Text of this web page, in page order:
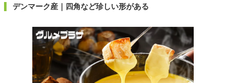
デンマーク産｜四角など珍しい形がある